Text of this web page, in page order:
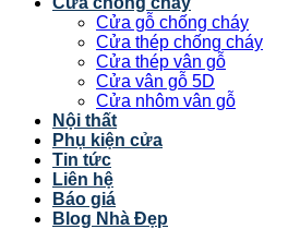
Cửa gỗ chống cháy
Cửa thép chống cháy
Cửa thép vân gỗ
Cửa vân gỗ 5D
Cửa nhôm vân gỗ
Nội thất
Phụ kiện cửa
Tin tức
Liên hệ
Báo giá
Blog Nhà Đẹp